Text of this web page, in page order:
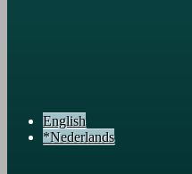
English
*Nederlands